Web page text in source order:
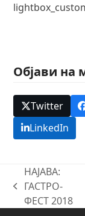
Објави на
Twitter
LinkedIn
previous
post:
НАЈАВА:
ГАСТРО-
ФЕСТ 2018